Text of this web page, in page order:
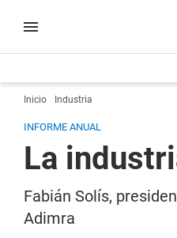
Inicio Industria
INFORME ANUAL
La
Fabián Solís,
Adimra